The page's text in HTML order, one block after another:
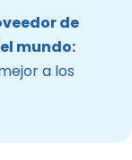
de
mundo:
a los